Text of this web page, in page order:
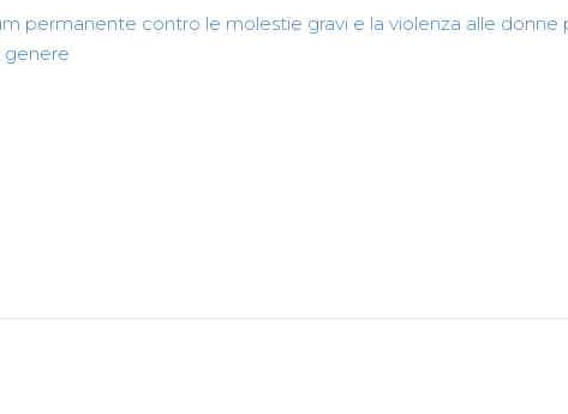
permanente contro le molestie gravi e la violenza alle donne
genere